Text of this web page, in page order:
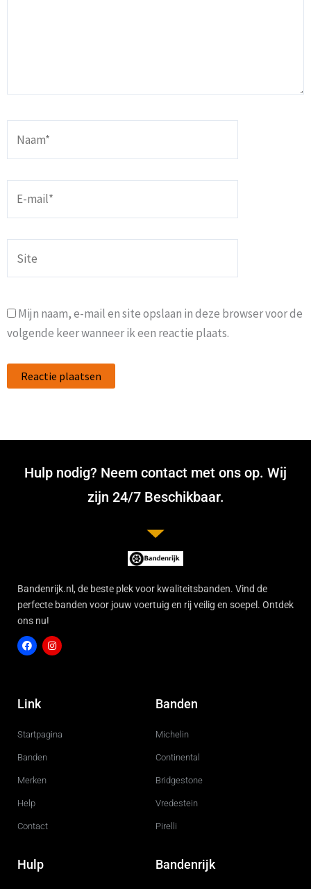
Mijn naam, e-mail en site opslaan in deze browser voor de
volgende keer wanneer ik een reactie plaats.
Hulp nodig? Neem contact met ons op. Wij
zijn 24/7 Beschikbaar.
Bandenrijk.nl, de beste plek voor kwaliteitsbanden. Vind de
perfecte banden voor jouw voertuig en rij veilig en soepel. Ontdek
ons nu!
c
e
o
g
r
Link
Startpagina
Banden
Merken
Help
Contact
Banden
Michelin
Continental
Bridgestone
Vredestein
Pirelli
Hulp Bandenrijk